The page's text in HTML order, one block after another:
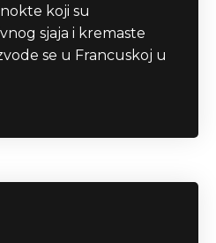
koji su
sjaja i kremaste
se u Francuskoj u